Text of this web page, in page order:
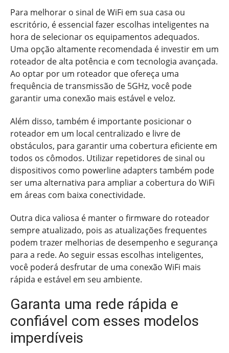
Para melhorar o sinal de WiFi em sua casa ou
escritório, é essencial fazer escolhas inteligentes na
hora de selecionar os equipamentos adequados.
Uma opção altamente recomendada é investir em um
roteador de alta potência e com tecnologia avançada.
Ao optar por um roteador que ofereça uma
frequência de transmissão de 5GHz, você pode
garantir uma conexão mais estável e veloz.
Além disso, também é importante posicionar o
roteador em um local centralizado e livre de
obstáculos, para garantir uma cobertura eficiente em
todos os cômodos. Utilizar repetidores de sinal ou
dispositivos como powerline adapters também pode
ser uma alternativa para ampliar a cobertura do WiFi
em áreas com baixa conectividade.
Outra dica valiosa é manter o firmware do roteador
sempre atualizado, pois as atualizações frequentes
podem trazer melhorias de desempenho e segurança
para a rede. Ao seguir essas escolhas inteligentes,
você poderá desfrutar de uma conexão WiFi mais
rápida e estável em seu ambiente.
Garanta uma rede rápida e
confiável com esses modelos
imperdíveis